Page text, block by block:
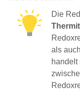
Die
als
handelt